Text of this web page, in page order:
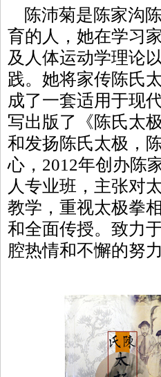
陈沛菊是陈家沟
育的人，她在学习
及人体运动学理论
践。她将家传陈氏
成了一套适用于现
写出版了《陈氏太
和发扬陈氏太极，
心，2012年创办陈
人专业班，主张对
教学，重视太极拳
和全面传授。致力
腔热情和不懈的努